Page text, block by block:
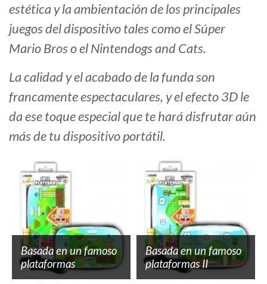
estética y la ambientación de los principales
juegos del dispositivo tales como el Súper
Mario Bros o el Nintendogs and Cats.
La calidad y el acabado de la funda son
francamente espectaculares, y el efecto 3D le
da ese toque especial que te hará disfrutar aún
más de tu dispositivo portátil.
Basada en un famoso
plataformas
Basada en un famoso
plataformas II